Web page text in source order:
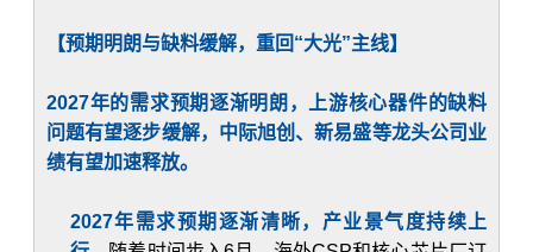
【预期明朗与缺料缓解，重回“大光”主线】
2027年的需求预期逐渐明朗，上游核心器件的缺料
问题有望逐步缓解，中际旭创、新易盛等龙头公司业
绩有望加速释放。
2027年需求预期逐渐清晰，产业景气度持续上